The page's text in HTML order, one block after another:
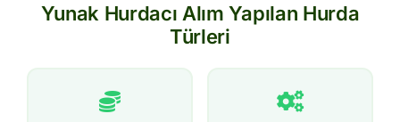
Yunak Hurdacı Alım Yapılan Hurda
Türleri